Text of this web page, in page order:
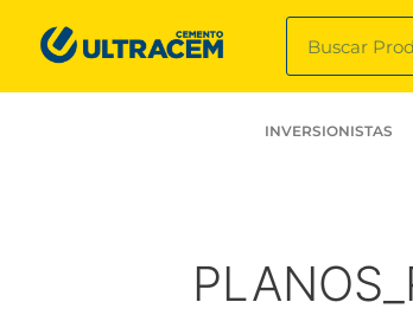
INVERSIONISTAS